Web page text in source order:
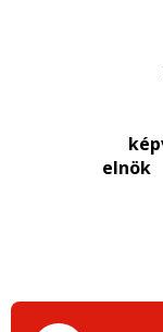
Eszes
elnök